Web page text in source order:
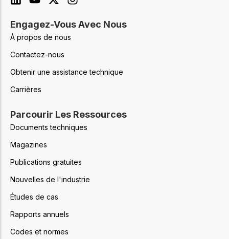
Engagez-Vous Avec Nous
À propos de nous
Contactez-nous
Obtenir une assistance technique
Carrières
Parcourir Les Ressources
Documents techniques
Magazines
Publications gratuites
Nouvelles de l'industrie
Études de cas
Rapports annuels
Codes et normes